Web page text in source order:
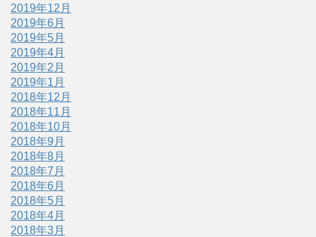
2019年12月
2019年6月
2019年5月
2019年4月
2019年2月
2019年1月
2018年12月
2018年11月
2018年10月
2018年9月
2018年8月
2018年7月
2018年6月
2018年5月
2018年4月
2018年3月